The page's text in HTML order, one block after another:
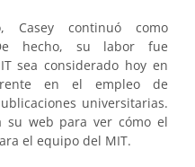
Casey continuó como
hecho, su labor fue
sea considerado hoy en
en el empleo de
universitarias.
su web para ver cómo el
el equipo del MIT.